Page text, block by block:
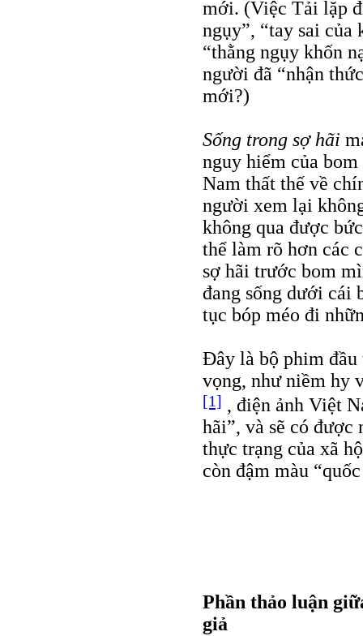
mới. (Việc Tải lặp
ngụy”, “tay sai của
“thằng ngụy khốn
người đã “nhận
mới?)
Sống trong sợ hãi
nguy hiểm của
Nam thất thế về
người xem lại
không qua được
thể làm rõ hơn các
sợ hãi trước bom
đang sống dưới cái
tục bóp méo đi
Đây là bộ phim đầu
vọng, như niềm hy
[1] , điện ảnh Việt
hãi”, và sẽ có được
thực trạng của xã
còn đậm màu
Phần thảo luận
giả